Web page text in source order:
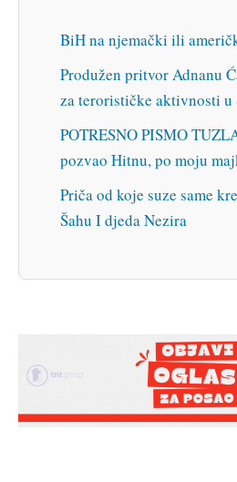
BiH na njemački ili
Produžen pritvor Adnanu
za terorističke aktivnosti
POTRESNO PISMO
pozvao Hitnu, po moju
Priča od koje suze same
Šahu I djeda Nezira